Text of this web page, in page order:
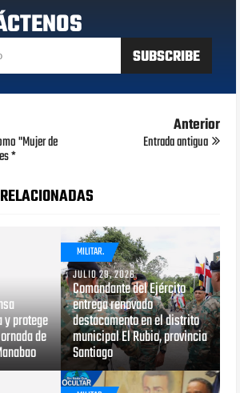
"Mujer de
*
Anterior
Entrada antigua
y protege
de
MILITAR.
JULIO 29, 2026
Comandante del Ejército
entrega renovado
destacamento en el distrito
municipal El Rubio, provincia
Santiago